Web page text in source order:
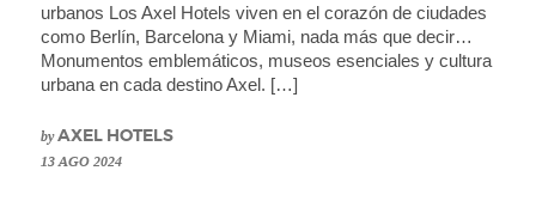
urbanos Los Axel Hotels viven en el corazón de ciudades
como Berlín, Barcelona y Miami, nada más que decir…
Monumentos emblemáticos, museos esenciales y cultura
urbana en cada destino Axel. […]
byAXEL HOTELS
13 AGO 2024